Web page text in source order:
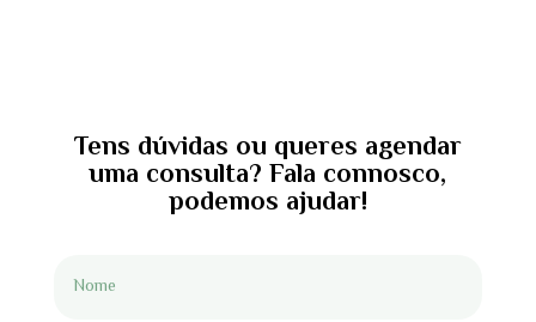
Tens dúvidas ou queres agendar
uma consulta? Fala connosco,
podemos ajudar!